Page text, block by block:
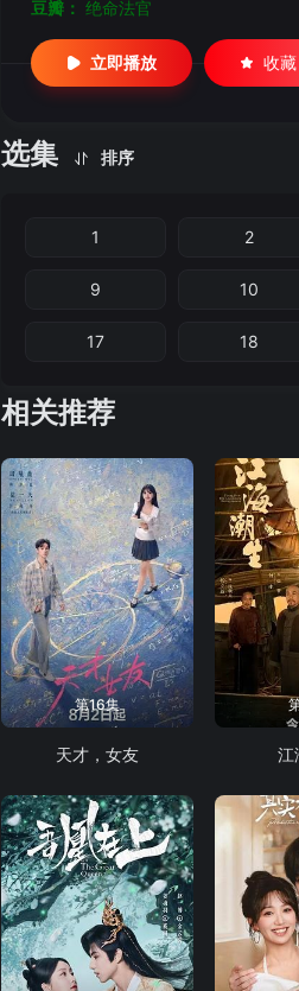
豆瓣： 绝命法官
立即播放 收藏
选集 排序
1 2
9 10
17 18
相关推荐
第16集
天才，女友 江